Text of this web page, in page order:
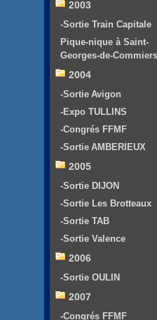
2003
-Sortie Train Capitale
Pique-nique à Saint-
Georges-de-Commiers
2004
-Sortie Avigon
-Expo TULLINS
-Congrés FFMF
-Sortie AMBERIEUX
2005
-Sortie DIJON
-Sortie Les Brotteaux
-Sortie TAB
-Sortie Valence
2006
-Sortie OULIN
2007
-Congrés FFMF